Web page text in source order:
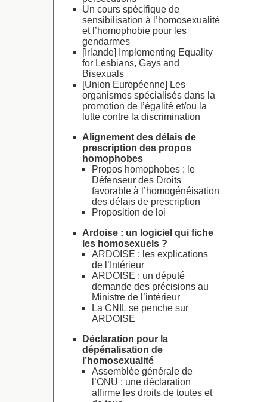
Un cours spécifique de
sensibilisation à l’homosexualité
et l’homophobie pour les
gendarmes
[Irlande] Implementing Equality
for Lesbians, Gays and
Bisexuals
[Union Européenne] Les
organismes spécialisés dans la
promotion de l’égalité et/ou la
lutte contre la discrimination
Alignement des délais de
prescription des propos
homophobes
Propos homophobes : le
Défenseur des Droits
favorable à l’homogénéisation
des délais de prescription
Proposition de loi
Ardoise : un logiciel qui fiche
les homosexuels ?
ARDOISE : les explications
de l’Intérieur
ARDOISE : un député
demande des précisions au
Ministre de l’intérieur
La CNIL se penche sur
ARDOISE
Déclaration pour la
dépénalisation de
l’homosexualité
Assemblée générale de
l’ONU : une déclaration
affirme les droits de toutes et